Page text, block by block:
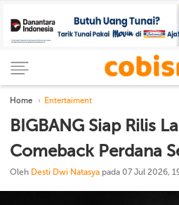
Home Entertaiment
BIGBANG Siap Rilis
Comeback Perdana
Oleh Desti Dwi Natasya pada 07 Jul 2026,